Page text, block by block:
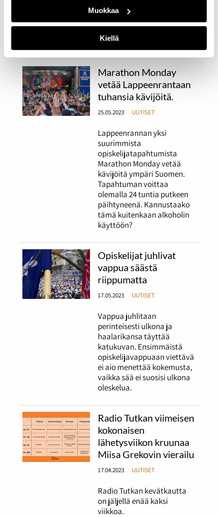
Muokkaa
Kiellä
Marathon Monday
vetää Lappeenrantaan
tuhansia kävijöitä.
25.05.2023 UUTISET
Lappeenrannan yksi
suurimmista
opiskelijatapahtumista
Marathon Monday vetää
kävijöitä ympäri Suomen.
Tapahtuman voittaa
olemalla 24 tuntia putkeen
päihtyneenä. Kannustaako
tämä kuitenkaan alkoholin
käyttöön?
Opiskelijat juhlivat
vappua säästä
riippumatta
17.05.2023 UUTISET
Vappua juhlitaan
perinteisesti ulkona ja
haalarikansa täyttää
katukuvan. Ensimmäistä
opiskelijavappuaan viettävä
ei aio menettää kokemusta,
vaikka sää ei suosisi ulkona
oleskelua.
Radio Tutkan viimeisen
kokonaisen
lähetysviikon kruunaa
Miisa Grekovin vierailu
17.04.2023 UUTISET
Radio Tutkan kevätkautta
on jäljellä enää kaksi
viikkoa.